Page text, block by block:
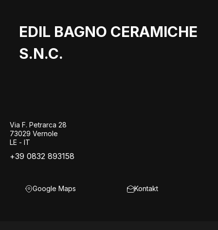
EDIL BAGNO CERAMICHE
S.N.C.
Via F. Petrarca 28
73029 Vernole
LE - IT
+39 0832 893158
Google Maps Kontakt